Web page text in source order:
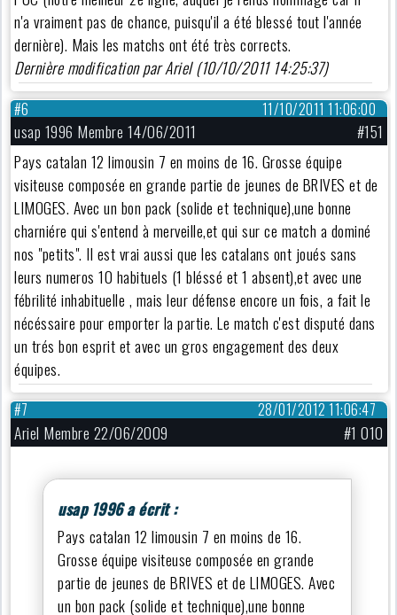
n'a vraiment pas de chance, puisqu'il a été blessé tout l'année
dernière). Mais les matchs ont été très corrects.
Dernière modification par Ariel (10/10/2011 14:25:37)
11/10/2011 11:06:00
#6
usap 1996 Membre 14/06/2011
#151
Pays catalan 12 limousin 7 en moins de 16. Grosse équipe
visiteuse composée en grande partie de jeunes de BRIVES et de
LIMOGES. Avec un bon pack (solide et technique),une bonne
charniére qui s'entend à merveille,et qui sur ce match a dominé
nos "petits". Il est vrai aussi que les catalans ont joués sans
leurs numeros 10 habituels (1 bléssé et 1 absent),et avec une
fébrilité inhabituelle , mais leur défense encore un fois, a fait le
nécéssaire pour emporter la partie. Le match c'est disputé dans
un trés bon esprit et avec un gros engagement des deux
équipes.
28/01/2012 11:06:47
#7
Ariel Membre 22/06/2009 #1 010
usap 1996 a écrit :
Pays catalan 12 limousin 7 en moins de 16.
Grosse équipe visiteuse composée en grande
partie de jeunes de BRIVES et de LIMOGES. Avec
un bon pack (solide et technique),une bonne